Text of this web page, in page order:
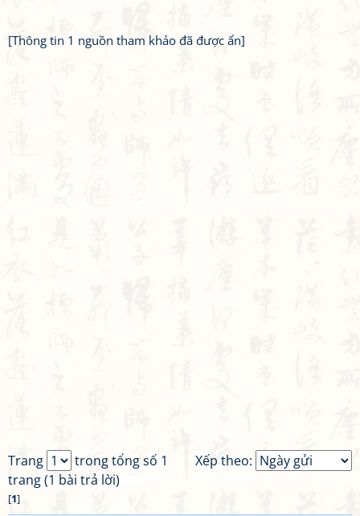
[Thông tin 1 nguồn tham khảo đã được ẩn]
Xếp theo:
Trang
trong tổng số 1
trang (1 bài trả lời)
[1]